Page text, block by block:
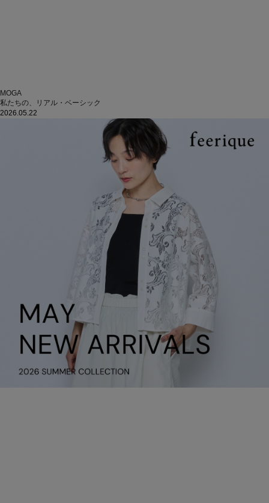
MOGA
私たちの、リアル・ベーシック
2026.05.22